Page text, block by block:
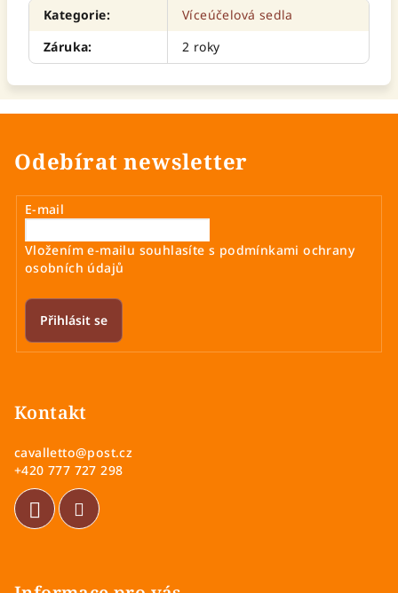
Kategorie:
Víceúčelová sedla
Záruka: 2 roky
Odebírat newsletter
E-mail
Vložením e-mailu souhlasíte s podmínkami ochrany
osobních údajů
Přihlásit se
Kontakt
cavalletto@post.cz
+420 777 727 298